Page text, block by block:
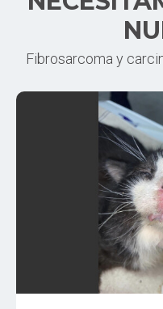
Fibrosarcoma y